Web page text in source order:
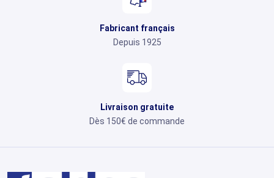
Fabricant français
Depuis 1925
Livraison gratuite
Dès 150€ de commande